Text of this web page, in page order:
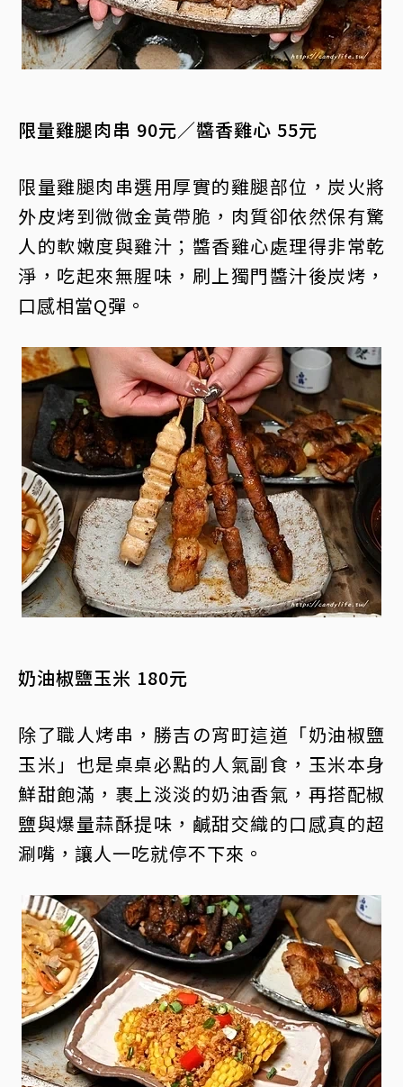
限量雞腿肉串 90元／醬香雞心 55元
限量雞腿肉串選用厚實的雞腿部位，炭火將
外皮烤到微微金黃帶脆，肉質卻依然保有驚
人的軟嫩度與雞汁；醬香雞心處理得非常乾
淨，吃起來無腥味，刷上獨門醬汁後炭烤，
口感相當Q彈。
奶油椒鹽玉米 180元
除了職人烤串，勝吉の宵町這道「奶油椒鹽
玉米」也是桌桌必點的人氣副食，玉米本身
鮮甜飽滿，裹上淡淡的奶油香氣，再搭配椒
鹽與爆量蒜酥提味，鹹甜交織的口感真的超
涮嘴，讓人一吃就停不下來。